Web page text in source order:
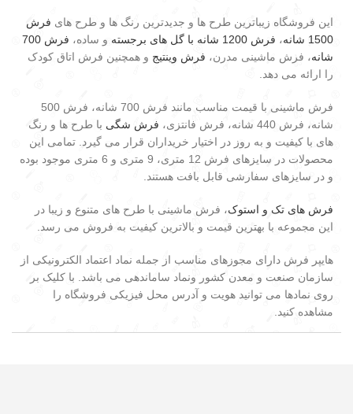
این فروشگاه زیباترین طرح ها و جدیدترین رنگ ها و طرح های فرش
1500 شانه
، فرش 1200 شانه با گل های برجسته و ساده،
فرش 700
شانه، فرش ماشینی مدرن، فرش وینتیج و همچنین فرش اتاق کودک
را ارائه می دهد.
فرش ماشینی با قیمت مناسب مانند فرش 700 شانه، فرش 500
شانه، فرش 440 شانه، فرش فانتزی،
فرش شگی با طرح ها و رنگ
های با کیفیت و به روز در اختیار خریداران قرار می گیرد. تمامی این
محصولات در سایزهای فرش 12 متری، 9 متری و 6 متری موجود بوده
و در سایزهای سفارشی قابل بافت هستند.
فرش های تک و استوک، فرش ماشینی با طرح های متنوع و زیبا در
این مجموعه با بهترین قیمت و بالاترین کیفیت به فروش می رسد.
هایپر فرش دارای مجوزهای مناسب از جمله نماد اعتماد الکترونیکی از
سازمان صنعت و معدن کشور ونماد ساماندهی می باشد. با کلیک بر
روی نمادها می توانید هویت و آدرس محل فیزیکی فروشگاه را
مشاهده کنید.